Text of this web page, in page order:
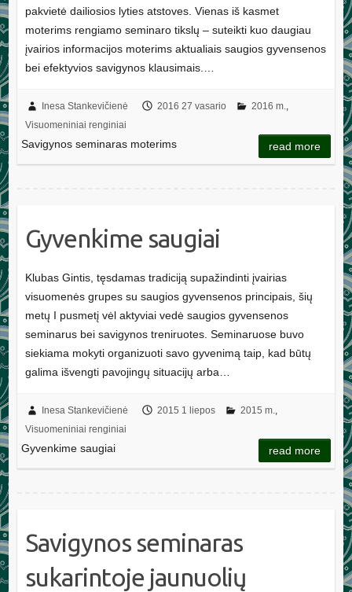
pakvietė dailiosios lyties atstoves. Vienas iš kasmet
moterims rengiamo seminaro tikslų – suteikti kuo daugiau
įvairios informacijos moterims aktualiais saugios gyvensenos
bei efektyvios savigynos klausimais.…
Inesa Stankevičienė 2016 27 vasario 2016 m.,
Visuomeniniai renginiai
Savigynos seminaras moterims read more
Gyvenkime saugiai
Klubas Gintis, tęsdamas tradiciją supažindinti įvairias
visuomenės grupes su saugios gyvensenos principais, šių
metų I pusmetį vėl aktyviai vedė saugios gyvensenos
seminarus bei savigynos treniruotes. Seminaruose buvo
siekiama mokyti organizuoti savo gyvenimą taip, kad būtų
galima išvengti pavojingų situacijų arba…
Inesa Stankevičienė 2015 1 liepos 2015 m.,
Visuomeniniai renginiai
Gyvenkime saugiai read more
Savigynos seminaras
sukarintoje jaunuolių